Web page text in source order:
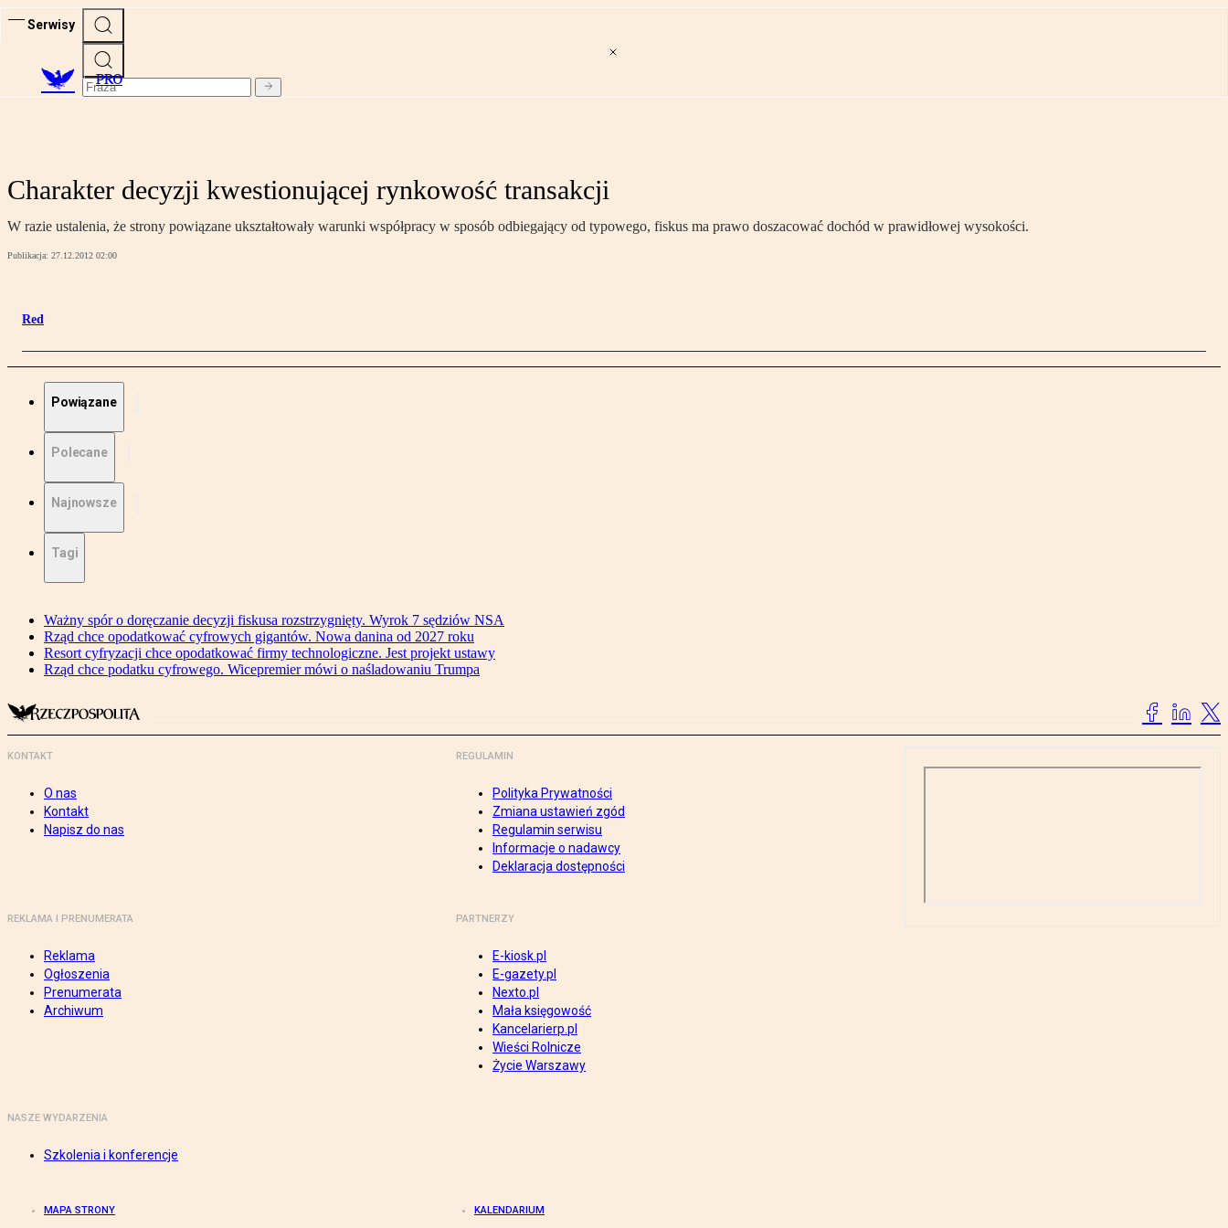
Serwisy
PRO
Charakter decyzji kwestionującej rynkowość transakcji
W razie ustalenia, że strony powiązane ukształtowały warunki współpracy w sposób odbiegający od typowego, fiskus ma prawo doszacować dochód w prawidłowej wysokości.
Publikacja: 27.12.2012 02:00
Red
Powiązane
Polecane
Najnowsze
Tagi
Ważny spór o doręczanie decyzji fiskusa rozstrzygnięty. Wyrok 7 sędziów NSA
Rząd chce opodatkować cyfrowych gigantów. Nowa danina od 2027 roku
Resort cyfryzacji chce opodatkować firmy technologiczne. Jest projekt ustawy
Rząd chce podatku cyfrowego. Wicepremier mówi o naśladowaniu Trumpa
KONTAKT
O nas
Kontakt
Napisz do nas
REGULAMIN
Polityka Prywatności
Zmiana ustawień zgód
Regulamin serwisu
Informacje o nadawcy
Deklaracja dostępności
REKLAMA I PRENUMERATA
Reklama
Ogłoszenia
Prenumerata
Archiwum
PARTNERZY
E-kiosk.pl
E-gazety.pl
Nexto.pl
Mała księgowość
Kancelarierp.pl
Wieści Rolnicze
Życie Warszawy
NASZE WYDARZENIA
Szkolenia i konferencje
MAPA STRONY KALENDARIUM